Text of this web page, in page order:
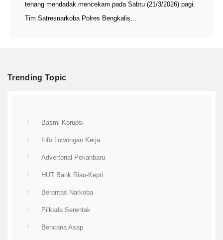
tenang mendadak mencekam pada Sabtu (21/3/2026) pagi.
Tim Satresnarkoba Polres Bengkalis…
Trending Topic
Basmi Korupsi
Info Lowongan Kerja
Advertorial Pekanbaru
HUT Bank Riau-Kepri
Berantas Narkoba
Pilkada Serentak
Bencana Asap